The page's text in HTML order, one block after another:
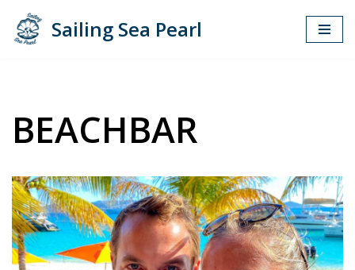
Zum
Sailing Sea Pearl
BEACHBAR